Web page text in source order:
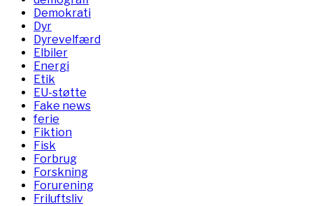
Demokrati
Dyr
Dyrevelfærd
Elbiler
Energi
Etik
EU-støtte
Fake news
ferie
Fiktion
Fisk
Forbrug
Forskning
Forurening
Friluftsliv